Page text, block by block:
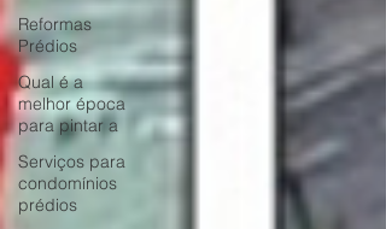
Reformas
Prédios
Qual é a
melhor época
para pintar a
Serviços para
condomínios
prédios